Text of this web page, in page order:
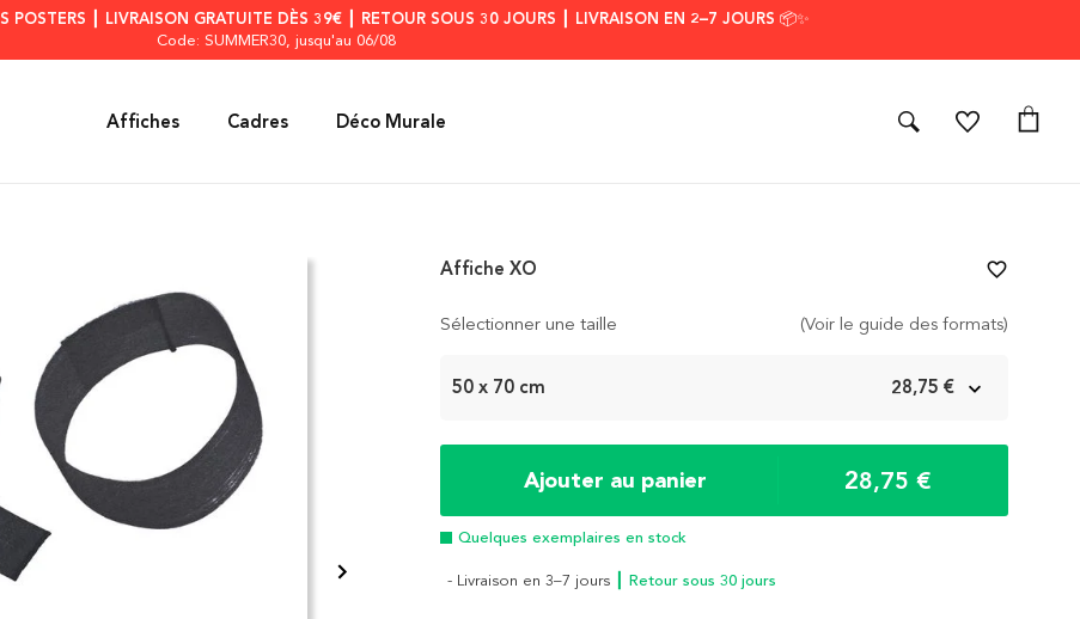
POSTERS ┃ LIVRAISON GRATUITE DÈS 39€ ┃ RETOUR SOUS 30 JOURS ┃ LIVRAISON EN 2–7 JOURS 📦✨
Code: SUMMER30, jusqu'au 06/08
Affiches Cadres Déco Murale
Sélectionner une taille (Voir le guide des formats)
50 x 70 cm 28,75 €
Ajouter au panier 28,75 €
Quelques exemplaires en stock
- Livraison en 3–7 jours ┃ Retour sous 30 jours
Affiche XO favorite_border